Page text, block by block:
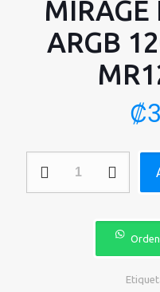
MIRAGE
ARGB
₡